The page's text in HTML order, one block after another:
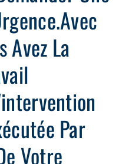
Avez La
Par
Votre